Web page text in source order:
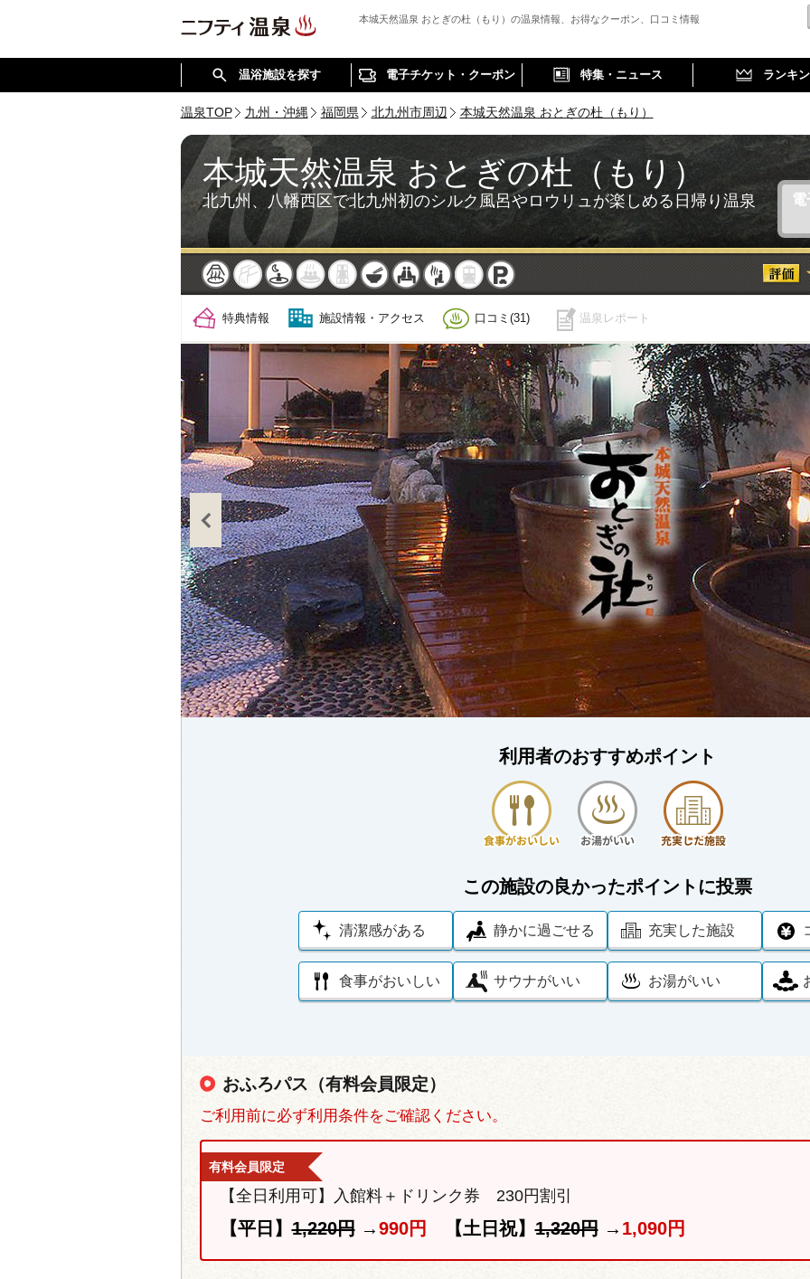
本城天然温泉 おとぎの杜（もり）の温泉情報、お得なクーポン、口コミ情報
温浴施設を探す 電子チケット・クーポン 特集・ニュース ランキ
温泉TOP 九州・沖縄 福岡県 北九州市周辺 本城天然温泉 おとぎの杜（もり）
本城天然温泉 おとぎの杜（もり）
北九州、八幡西区で北九州初のシルク風呂やロウリュが楽しめる日帰り温泉
天然 かけ流し露天風呂貸切風呂岩盤浴食事 休憩 サウナ駅近 駐車
特典情報 施設情報・アクセス 口コミ(31) 温泉レポート
利用者のおすすめポイント
この施設の良かったポイントに投票
清潔感がある 静かに過ごせる 充実した施設
食事がおいしい サウナがいい お湯がいい
おふろパス（有料会員限定）
ご利用前に必ず利用条件をご確認ください。
有料会員限定
【全日利用可】入館料＋ドリンク券 230円割引
【平日】1,220円→990円 【土日祝】1,320円→ 1,090円